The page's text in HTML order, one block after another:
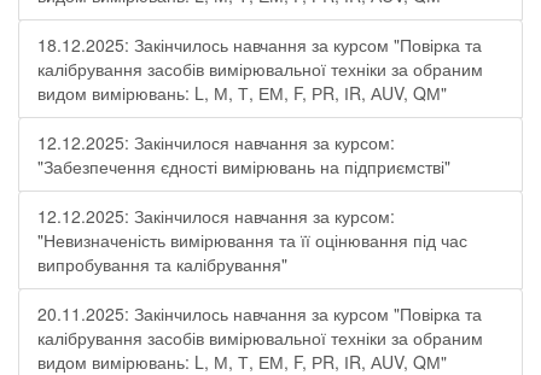
18.12.2025: Закінчилось навчання за курсом "Повірка та
калібрування засобів вимірювальної техніки за обраним
видом вимірювань: L, М, Т, ЕМ, F, РR, ІR, АUV, QМ"
12.12.2025: Закінчилося навчання за курсом:
"Забезпечення єдності вимірювань на підприємстві"
12.12.2025: Закінчилося навчання за курсом:
"Невизначеність вимірювання та її оцінювання під час
випробування та калібрування"
20.11.2025: Закінчилось навчання за курсом "Повірка та
калібрування засобів вимірювальної техніки за обраним
видом вимірювань: L, М, Т, ЕМ, F, РR, ІR, АUV, QМ"